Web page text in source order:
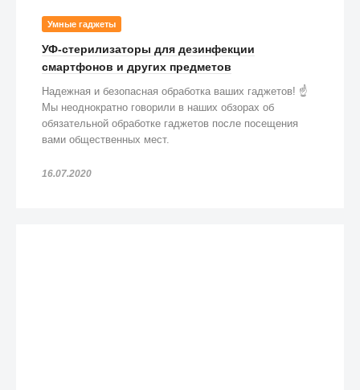
Умные гаджеты
УФ-стерилизаторы для дезинфекции
смартфонов и других предметов
Надежная и безопасная обработка ваших гаджетов! ☝️
Мы неоднократно говорили в наших обзорах об
обязательной обработке гаджетов после посещения
вами общественных мест.
16.07.2020